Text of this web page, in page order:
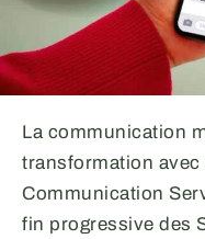
La communication
transformation avec
Communication
fin progressive des